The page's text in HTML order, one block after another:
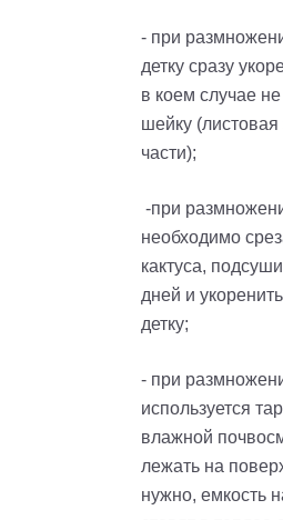
- при
детку сразу
в коем случае
шейку (листовая
части);
-при
необходимо
кактуса,
дней и
детку;
- при
используется
влажной
лежать на
нужно, емкость